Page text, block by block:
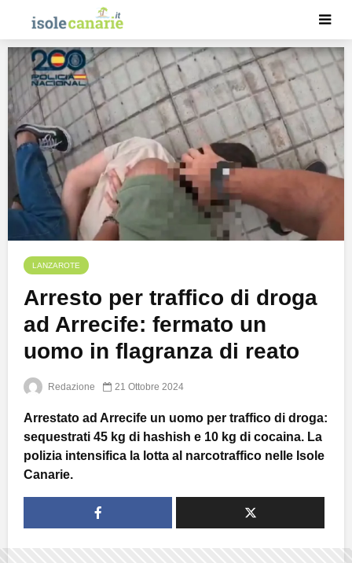
LANZAROTE
Arresto per traffico di droga
ad Arrecife: fermato un
uomo in flagranza di reato
Redazione 21 Ottobre 2024
Arrestato ad Arrecife un uomo per traffico di droga:
sequestrati 45 kg di hashish e 10 kg di cocaina. La
polizia intensifica la lotta al narcotraffico nelle Isole
Canarie.